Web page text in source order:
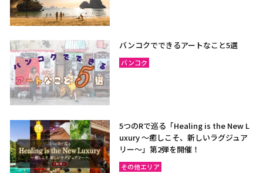
バンコクでできるアートなこと5選
バンコク
5つのRで巡る「Healing is the New L
uxury ～癒しこそ、新しいラグジュア
リー〜」第2弾を開催！
その他エリア